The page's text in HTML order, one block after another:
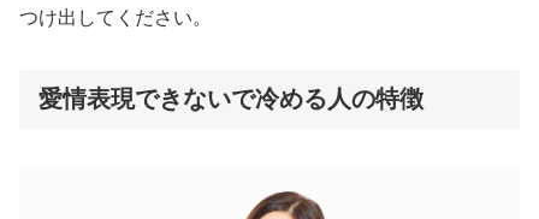
つけ出してください。
愛情表現できないで冷める人の特徴